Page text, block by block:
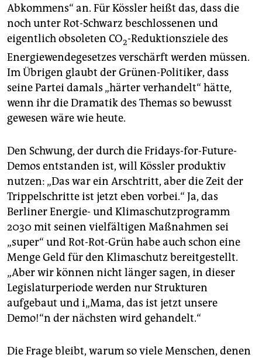
Abkommens“ an. Für Kössler heißt das, dass die
noch unter Rot-Schwarz beschlossenen und
eigentlich obsoleten CO2-Reduktionsziele des
Energiewendegesetzes verschärft werden müssen.
Im Übrigen glaubt der Grünen-Politiker, dass
seine Partei damals „härter verhandelt“ hätte,
wenn ihr die Dramatik des Themas so bewusst
gewesen wäre wie heute.
Den Schwung, der durch die Fridays-for-Future-
Demos entstanden ist, will Kössler produktiv
nutzen: „Das war ein Arschtritt, aber die Zeit der
Trippelschritte ist jetzt eben vorbei.“ Ja, das
Berliner Energie- und Klimaschutzprogramm
2030 mit seinen vielfältigen Maßnahmen sei
„super“ und Rot-Rot-Grün habe auch schon eine
Menge Geld für den Klimaschutz bereitgestellt.
„Aber wir können nicht länger sagen, in dieser
Legislaturperiode werden nur Strukturen
aufgebaut und i„Mama, das ist jetzt unsere
Demo!“n der nächsten wird gehandelt.“
Die Frage bleibt, warum so viele Menschen, denen